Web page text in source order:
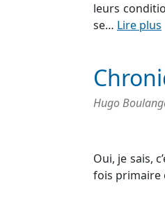
leurs
se… Lire plus
Hugo
Oui, je sais,
fois primaire